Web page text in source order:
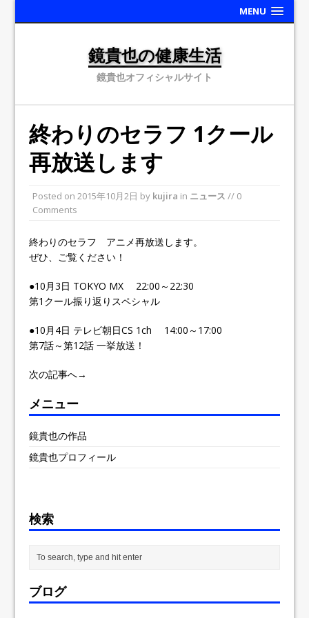
MENU
鏡貴也の健康生活
鏡貴也オフィシャルサイト
終わりのセラフ 1クール
再放送します
Posted on2015年10月2日 by kujira in ニュース // 0
Comments
終わりのセラフ アニメ再放送します。
ぜひ、ご覧ください！
●10月3日 TOKYO MX 22:00～22:30
第1クール振り返りスペシャル
●10月4日 テレビ朝日CS 1ch 14:00～17:00
第7話～第12話 一挙放送！
次の記事へ→
メニュー
鏡貴也の作品
鏡貴也プロフィール
検索
ブログ